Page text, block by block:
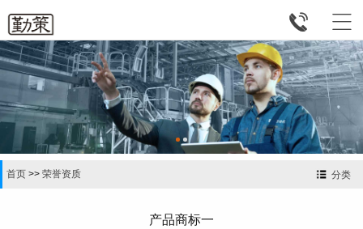


分类
首页 >> 荣誉资质
产品商标一